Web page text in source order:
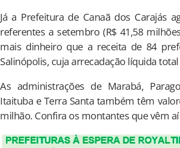
Já a Prefeitura de Canaã dos Carajás
referentes a setembro (R$ 41,58
mais dinheiro que a receita de 84
Salinópolis, cuja arrecadação líquida
As administrações de Marabá,
Itaituba e Terra Santa também têm
milhão. Confira os montantes que vêm